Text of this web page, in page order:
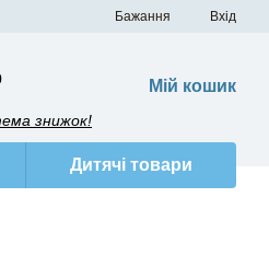
Бажання Вхід
знижок!
Мій кошик
Дитячі товари